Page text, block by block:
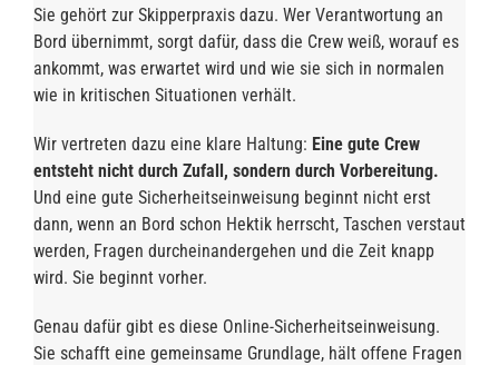
Sie gehört zur Skipperpraxis dazu. Wer Verantwortung an
Bord übernimmt, sorgt dafür, dass die Crew weiß, worauf es
ankommt, was erwartet wird und wie sie sich in normalen
wie in kritischen Situationen verhält.
Wir vertreten dazu eine klare Haltung: Eine gute Crew
entsteht nicht durch Zufall, sondern durch Vorbereitung.
Und eine gute Sicherheitseinweisung beginnt nicht erst
dann, wenn an Bord schon Hektik herrscht, Taschen verstaut
werden, Fragen durcheinandergehen und die Zeit knapp
wird. Sie beginnt vorher.
Genau dafür gibt es diese Online-Sicherheitseinweisung.
Sie schafft eine gemeinsame Grundlage, hält offene Fragen